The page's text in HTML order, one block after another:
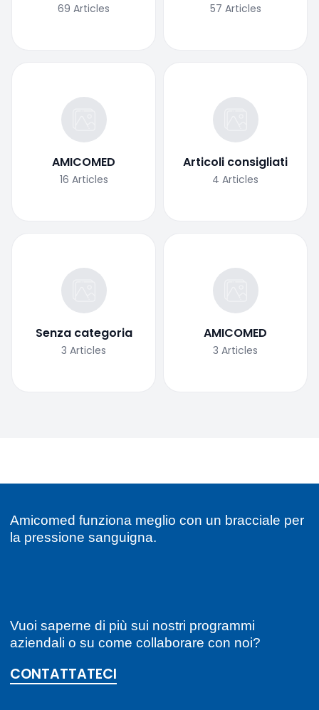
69 Articles 57 Articles
AMICOMED
16 Articles
Articoli consigliati
4 Articles
Senza categoria
3 Articles
AMICOMED
3 Articles
Amicomed funziona meglio con un bracciale per
la pressione sanguigna.
Vuoi saperne di più sui nostri programmi
aziendali o su come collaborare con noi?
CONTATTATECI